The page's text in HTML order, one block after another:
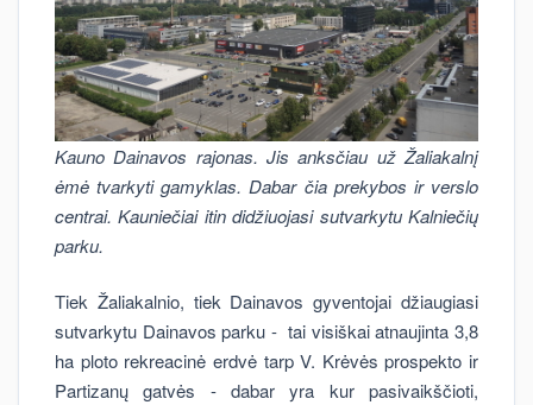
Kauno Dainavos rajonas. Jis anksčiau už Žaliakalnį
ėmė tvarkyti gamyklas. Dabar čia prekybos ir verslo
centrai. Kauniečiai itin didžiuojasi sutvarkytu Kalniečių
parku.
Tiek Žaliakalnio, tiek Dainavos gyventojai džiaugiasi
sutvarkytu Dainavos parku - tai visiškai atnaujinta 3,8
ha ploto rekreacinė erdvė tarp V. Krėvės prospekto ir
Partizanų gatvės - dabar yra kur pasivaikščioti,